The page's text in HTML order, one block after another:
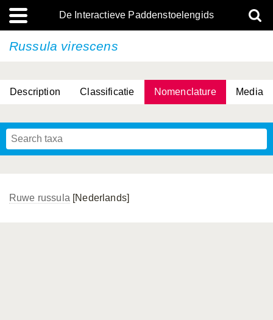
De Interactieve Paddenstoelengids
Russula virescens
Description Classificatie Nomenclature Media
Ruwe russula [Nederlands]